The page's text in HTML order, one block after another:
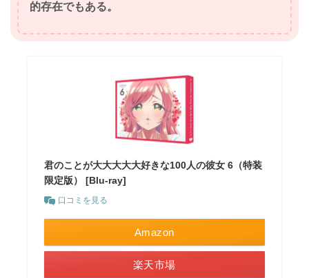
的存在でもある。
君のことが大大大大大好きな100人の彼女 6（特装
限定版） [Blu-ray]
口コミを見る
Amazon
楽天市場